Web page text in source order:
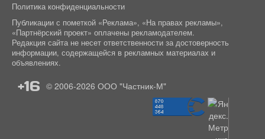
Политика конфиденциальности
Публикации с пометкой «Реклама», «На правах рекламы»,
«Партнёрский проект» оплачены рекламодателем.
Редакция сайта не несет ответственности за достоверность
информации, содержащейся в рекламных материалах и
объявлениях.
+16 © 2006-2026 ООО "Частник-М"